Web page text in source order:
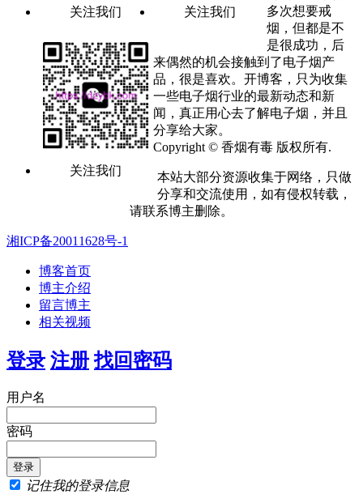
关注我们 关注我们
关注我们
多次想要戒
烟，但都是不
是很成功，后
来偶然的机会接触到了电子烟产
品，很是喜欢。开博客，只为收集
一些电子烟行业的最新动态和新
闻，真正用心去了解电子烟，并且
分享给大家。
Copyright © 香烟有毒 版权所有.
本站大部分资源收集于网络，只做
分享和交流使用，如有侵权转载，
请联系博主删除。
湘ICP备20011628号-1
博客首页
博主介绍
留言博主
相关视频
登录 注册 找回密码
用户名
密码
记住我的登录信息